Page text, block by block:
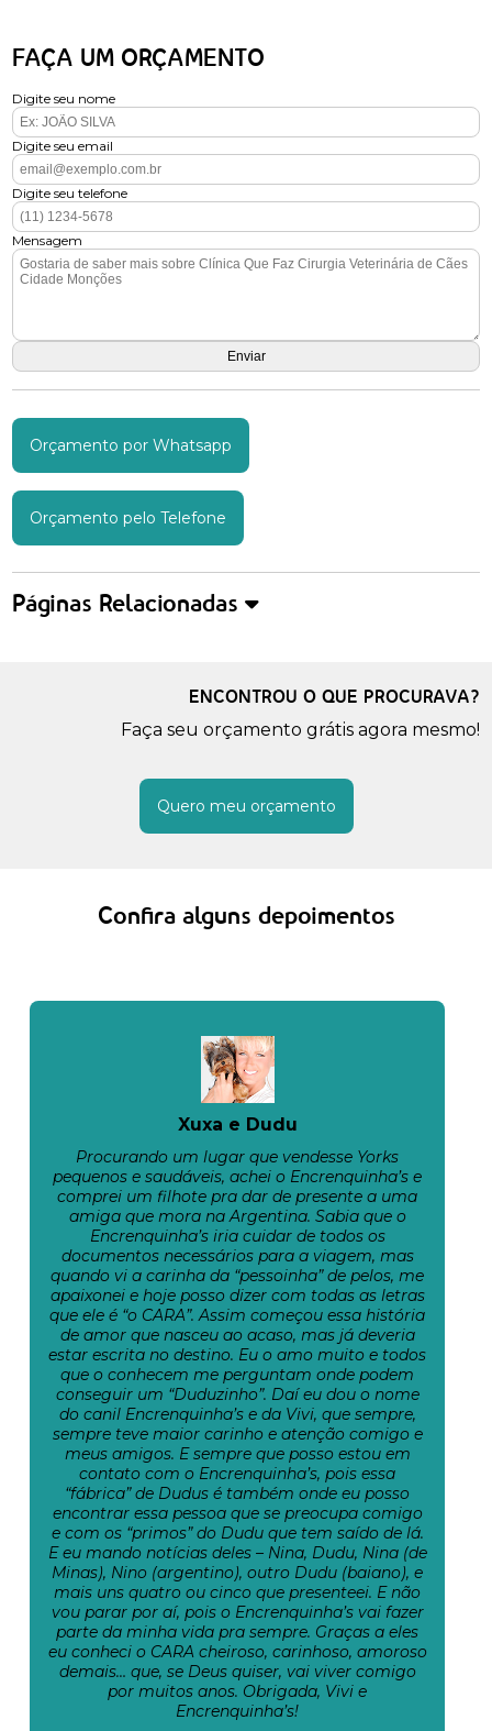
FAÇA UM ORÇAMENTO
Digite seu nome
Digite seu email
Digite seu telefone
Mensagem
Orçamento por Whatsapp
Orçamento pelo Telefone
Páginas Relacionadas
ENCONTROU O QUE PROCURAVA?
Faça seu orçamento grátis agora mesmo!
Quero meu orçamento
Confira alguns depoimentos
Xuxa e Dudu
Procurando um lugar que vendesse Yorks
pequenos e saudáveis, achei o Encrenquinha’s e
comprei um filhote pra dar de presente a uma
amiga que mora na Argentina. Sabia que o
Encrenquinha’s iria cuidar de todos os
documentos necessários para a viagem, mas
quando vi a carinha da “pessoinha” de pelos, me
apaixonei e hoje posso dizer com todas as letras
que ele é “o CARA”. Assim começou essa história
de amor que nasceu ao acaso, mas já deveria
estar escrita no destino. Eu o amo muito e todos
que o conhecem me perguntam onde podem
conseguir um “Duduzinho”. Daí eu dou o nome
do canil Encrenquinha’s e da Vivi, que sempre,
sempre teve maior carinho e atenção comigo e
meus amigos. E sempre que posso estou em
contato com o Encrenquinha’s, pois essa
“fábrica” de Dudus é também onde eu posso
encontrar essa pessoa que se preocupa comigo
e com os “primos” do Dudu que tem saído de lá.
E eu mando notícias deles – Nina, Dudu, Nina (de
Minas), Nino (argentino), outro Dudu (baiano), e
mais uns quatro ou cinco que presenteei. E não
vou parar por aí, pois o Encrenquinha’s vai fazer
parte da minha vida pra sempre. Graças a eles
eu conheci o CARA cheiroso, carinhoso, amoroso
demais… que, se Deus quiser, vai viver comigo
por muitos anos. Obrigada, Vivi e
Encrenquinha’s!